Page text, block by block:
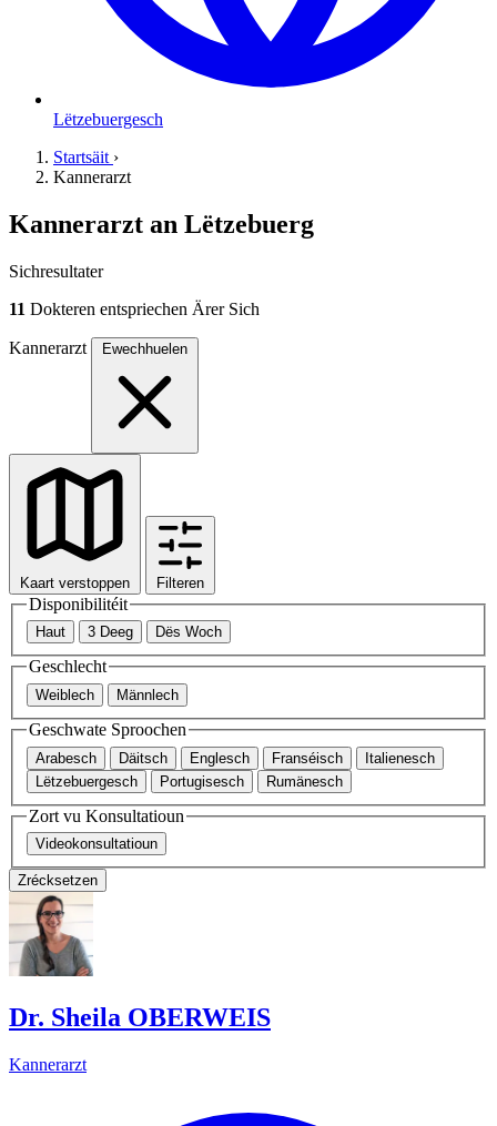
Lëtzebuergesch
Startsäit ›
Kannerarzt
Kannerarzt an Lëtzebuerg
Sichresultater
11 Dokteren entspriechen Ärer Sich
Kannerarzt Ewechhuelen
Kaart verstoppen Filteren
Disponibilitéit
Haut 3 Deeg Dës Woch
Geschlecht
Weiblech Männlech
Geschwate Sproochen
Arabesch Däitsch Englesch Franséisch
Italienesch
Lëtzebuergesch
Portugisesch Rumänesch
Zort vu Konsultatioun
Videokonsultatioun
Zrécksetzen
Dr. Sheila OBERWEIS
Kannerarzt